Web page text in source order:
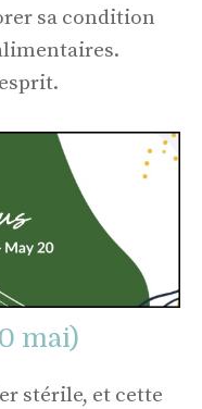
sa condition
mai)
stérile, et cette